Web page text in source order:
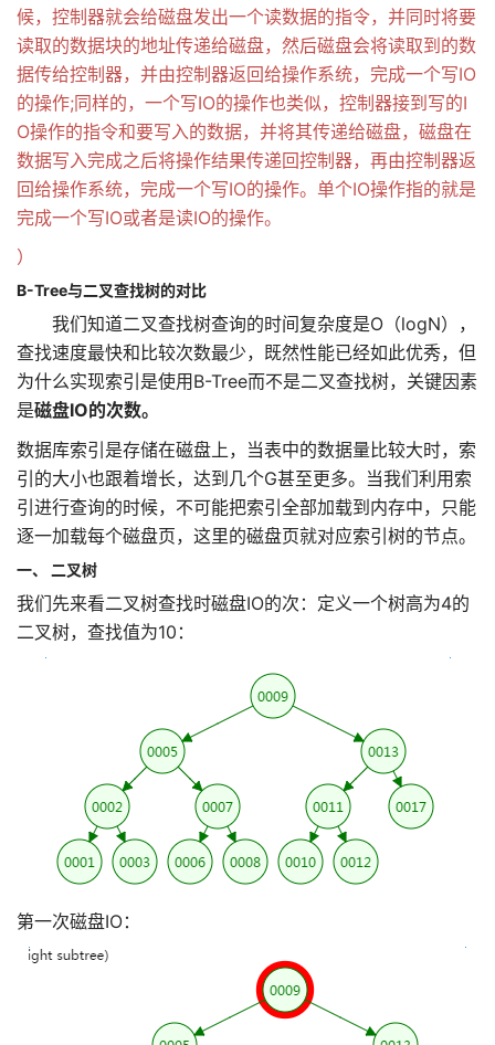
候，控制器就会给磁盘发出一个读数据的指令，并同时将要
读取的数据块的地址传递给磁盘，然后磁盘会将读取到的数
据传给控制器，并由控制器返回给操作系统，完成一个写IO
的操作;同样的，一个写IO的操作也类似，控制器接到写的I
O操作的指令和要写入的数据，并将其传递给磁盘，磁盘在
数据写入完成之后将操作结果传递回控制器，再由控制器返
回给操作系统，完成一个写IO的操作。单个IO操作指的就是
完成一个写IO或者是读IO的操作。
）
B-Tree与二叉查找树的对比
我们知道二叉查找树查询的时间复杂度是O（logN），
查找速度最快和比较次数最少，既然性能已经如此优秀，但
为什么实现索引是使用B-Tree而不是二叉查找树，关键因素
是磁盘IO的次数。
数据库索引是存储在磁盘上，当表中的数据量比较大时，索
引的大小也跟着增长，达到几个G甚至更多。当我们利用索
引进行查询的时候，不可能把索引全部加载到内存中，只能
逐一加载每个磁盘页，这里的磁盘页就对应索引树的节点。
一、 二叉树
我们先来看二叉树查找时磁盘IO的次：定义一个树高为4的
二叉树，查找值为10：
第一次磁盘IO：